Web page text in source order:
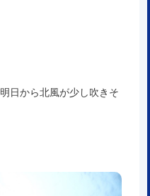
日から北風が少し吹きそ